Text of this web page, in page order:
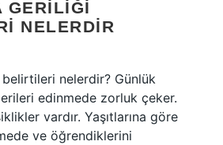
GERILIĞI
NELERDIR
nelerdir? Günlük
edinmede zorluk çeker.
vardır. Yaşıtlarına göre
ve öğrendiklerini